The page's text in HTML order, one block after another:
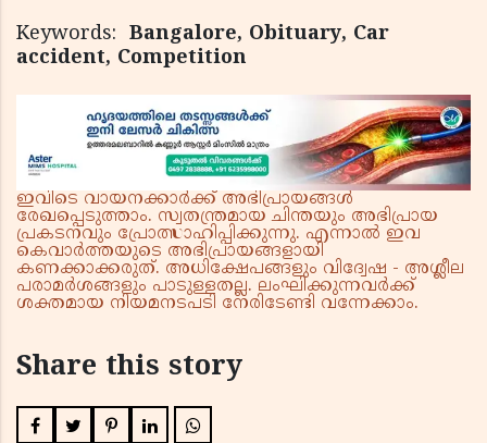
Keywords: Bangalore, Obituary, Car
accident, Competition
ഇവിടെ വായനക്കാർക്ക് അഭിപ്രായങ്ങൾ
രേഖപ്പെടുത്താം. സ്വതന്ത്രമായ ചിന്തയും അഭിപ്രായ
പ്രകടനവും പ്രോത്സാഹിപ്പിക്കുന്നു. എന്നാൽ ഇവ
കെവാർത്തയുടെ അഭിപ്രായങ്ങളായി
കണക്കാക്കരുത്. അധിക്ഷേപങ്ങളും വിദ്വേഷ - അശ്ലീല
പരാമർശങ്ങളും പാടുള്ളതല്ല. ലംഘിക്കുന്നവർക്ക്
ശക്തമായ നിയമനടപടി നേരിടേണ്ടി വന്നേക്കാം.
Share this story